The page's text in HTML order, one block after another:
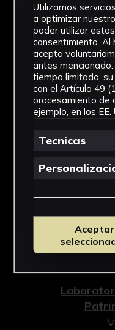
Utilizamos
a optimizar
poder utilizar
consentimiento. Al
acepta
antes
tiempo limitado,
con el Artículo 49
procesamiento de
ejemplo, en los EE.
Tecnicas
Aceptar